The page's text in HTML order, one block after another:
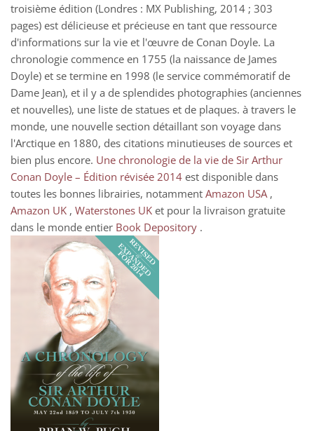
troisième édition (Londres : MX Publishing, 2014 ; 303
pages) est délicieuse et précieuse en tant que ressource
d'informations sur la vie et l'œuvre de Conan Doyle. La
chronologie commence en 1755 (la naissance de James
Doyle) et se termine en 1998 (le service commémoratif de
Dame Jean), et il y a de splendides photographies (anciennes
et nouvelles), une liste de statues et de plaques. à travers le
monde, une nouvelle section détaillant son voyage dans
l'Arctique en 1880, des citations minutieuses de sources et
bien plus encore. Une chronologie de la vie de Sir Arthur
Conan Doyle – Édition révisée 2014 est disponible dans
toutes les bonnes librairies, notamment Amazon USA,
Amazon UK , Waterstones UK et pour la livraison gratuite
dans le monde entier Book Depository .